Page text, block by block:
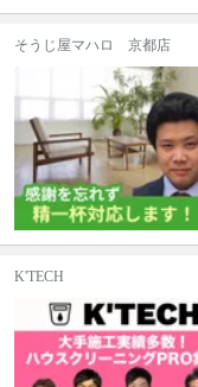
そうじ屋マハロ 京都店
K'TECH